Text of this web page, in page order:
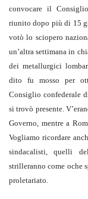
convocare il
riunito dopo più di 15
votò lo sciopero
un’altra settimana in
dei metallurgici
dito fu mosso per
Consiglio confederale
si trovò presente.
Governo, mentre a
Vogliamo ricordare
sindacalisti, quelli
strilleranno come oche
proletariato.